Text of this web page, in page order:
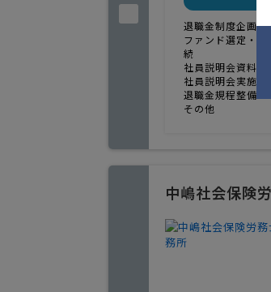
退職金制度企画立
ファンド選定・
続
社員説明会資料作成
社員説明会実施
退職金規程整備
その他
中嶋社会保険